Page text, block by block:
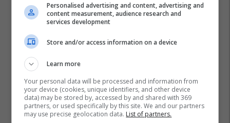
Personalised advertising and content, advertising and
content measurement, audience research and
services development
Store and/or access information on a device
Learn more
Your personal data will be processed and information from
your device (cookies, unique identifiers, and other device
data) may be stored by, accessed by and shared with 369
partners, or used specifically by this site. We and our partners
may use precise geolocation data. List of partners.